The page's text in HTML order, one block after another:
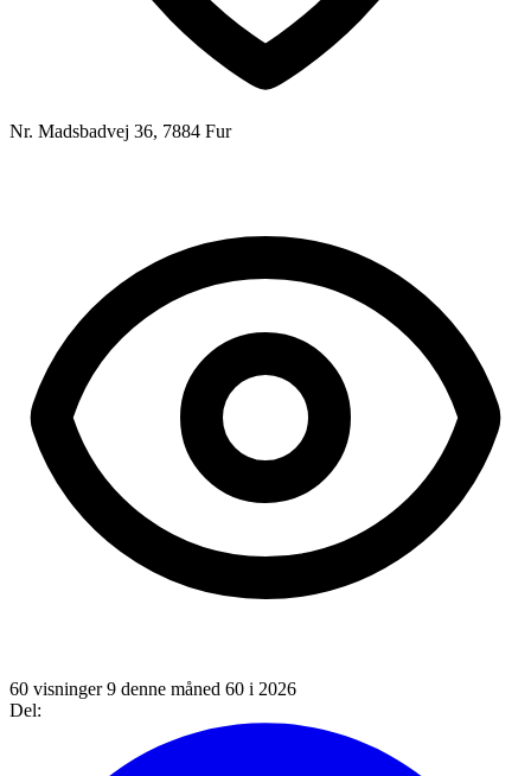
Nr. Madsbadvej 36, 7884 Fur
60 visninger9 denne måned 60 i 2026
Del: